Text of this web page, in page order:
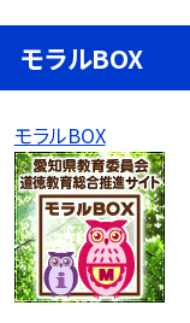
モラルBOX
モラルBOX